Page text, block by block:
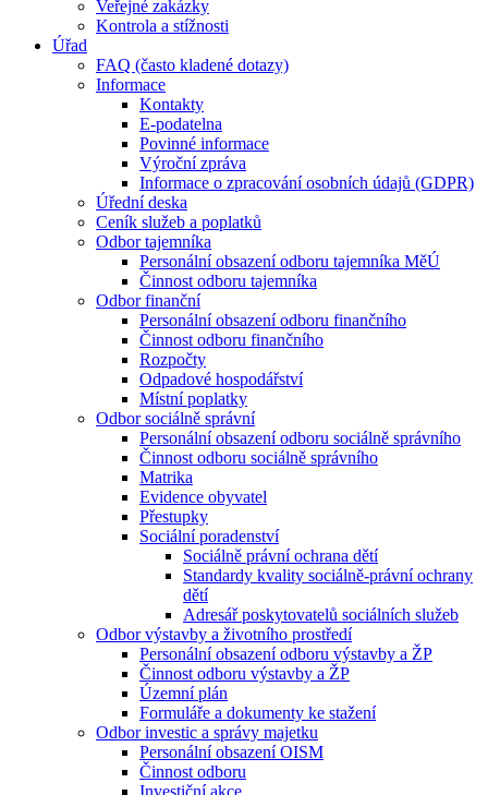
Veřejné zakázky
Kontrola a stížnosti
Úřad
FAQ (často kladené dotazy)
Informace
Kontakty
E-podatelna
Povinné informace
Výroční zpráva
Informace o zpracování osobních údajů (GDPR)
Úřední deska
Ceník služeb a poplatků
Odbor tajemníka
Personální obsazení odboru tajemníka MěÚ
Činnost odboru tajemníka
Odbor finanční
Personální obsazení odboru finančního
Činnost odboru finančního
Rozpočty
Odpadové hospodářství
Místní poplatky
Odbor sociálně správní
Personální obsazení odboru sociálně správního
Činnost odboru sociálně správního
Matrika
Evidence obyvatel
Přestupky
Sociální poradenství
Sociálně právní ochrana dětí
Standardy kvality sociálně-právní ochrany
dětí
Adresář poskytovatelů sociálních služeb
Odbor výstavby a životního prostředí
Personální obsazení odboru výstavby a ŽP
Činnost odboru výstavby a ŽP
Územní plán
Formuláře a dokumenty ke stažení
Odbor investic a správy majetku
Personální obsazení OISM
Činnost odboru
Investiční akce